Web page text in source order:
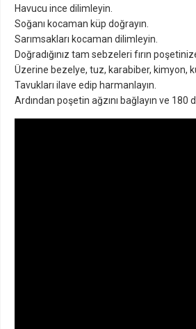
Havucu ince dilimleyin.
Soğanı kocaman küp doğrayın.
Sarımsakları kocaman dilimleyin.
Doğradığınız tam sebzeleri fırın
Üzerine bezelye, tuz, karabiber, kimyon,
Tavukları ilave edip harmanlayın.
Ardından poşetin ağzını bağlayın ve 180